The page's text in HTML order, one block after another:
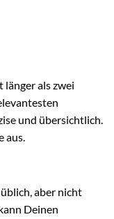
länger als zwei
und übersichtlich.
aus.
aber nicht
Deinen